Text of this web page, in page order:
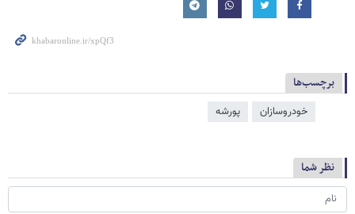
برچسب‌ها
خودروسازان پورشه
نظر شما